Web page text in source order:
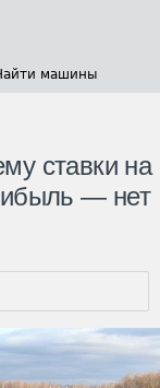
машины
ставки на
— нет